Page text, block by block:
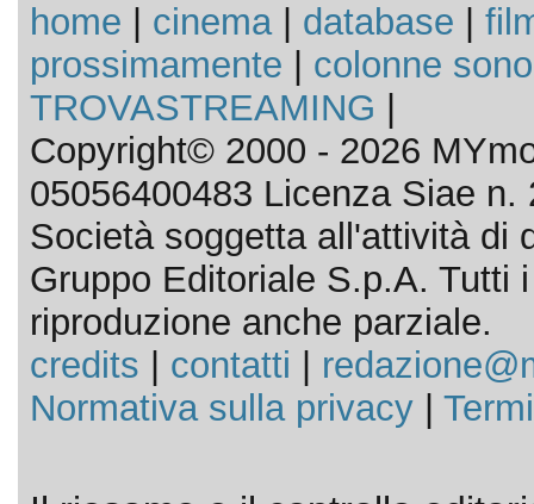
home cinema| database
prossimamente
colonne
TROVASTREAMING
Copyright© 2000 - 2026
05056400483 Licenza Siae n.
Società soggetta all'attività di
Gruppo Editoriale S.p.A. Tutti
riproduzione anche parziale.
credits
contatti
Normativa sulla privacy|